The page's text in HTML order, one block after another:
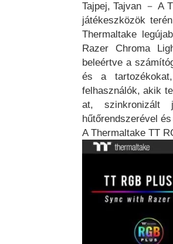
Tajpej, Tajvan － A
játékeszközök
Thermaltake
Razer Chroma
beleértve a
és a
felhasználók, akik
at, szinkronizált
hűtőrendszerével
A Thermaltake TT